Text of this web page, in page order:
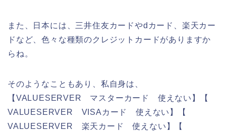
また、日本には、三井住友カードやdカード、楽天カー
ドなど、色々な種類のクレジットカードがありますか
らね。
そのようなこともあり、私自身は、
【VALUESERVER マスターカード 使えない】【
VALUESERVER VISAカード 使えない】【
VALUESERVER 楽天カード 使えない】【